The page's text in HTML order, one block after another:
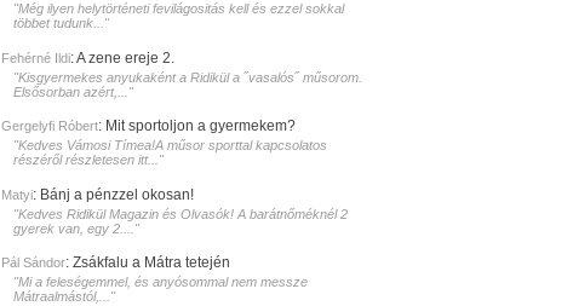
"Még ilyen helytörténeti fevilágositás kell és ezzel sokkal
többet tudunk..."
Fehérné Ildi:A zene ereje 2.
"Kisgyermekes anyukaként a Ridikül a ˝vasalós˝ műsorom.
Elsősorban azért,..."
Gergelyfi Róbert: Mit sportoljon a gyermekem?
"Kedves Vámosi Tímea!A műsor sporttal kapcsolatos
részéről részletesen itt..."
Matyi: Bánj a pénzzel okosan!
"Kedves Ridikül Magazin és Olvasók! A barátnőméknél 2
gyerek van, egy 2...."
Pál Sándor: Zsákfalu a Mátra tetején
"Mi a feleségemmel, és anyósommal nem messze
Mátraalmástól,..."